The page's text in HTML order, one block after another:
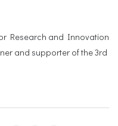
Research and Innovation
and supporter of the 3rd